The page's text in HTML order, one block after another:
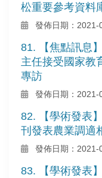
松重要參考資料
發佈日期：2021-
81. 【焦點訊息
主任接受國家教
專訪
發佈日期：2021-
82. 【學術發表
刊發表農業調適
發佈日期：2021-
83. 【學術發表